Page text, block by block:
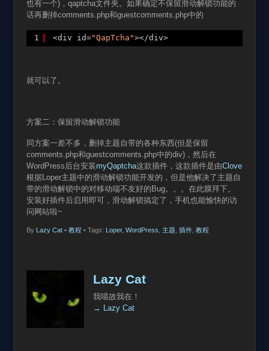
也有一个)，qaptcha文件夹。如果确定不保留滑动解锁功能的
话再删掉comments.php和guestcomments.php中的
1 <div id="QapTcha"></div>
就可以了。
方案二：保留滑动解锁功能
同方案一差不多，删掉主题自带的各种东西(但是保留
comments.php和guestcomments.php中的div)，然后在
WordPress后台安装myQaptcha这款插件，这款插件是由Clove
根据Loper主题中的滑动解锁功能开发的，但是他解决了主题自
带的滑动解锁中的对移动端不友好的Bug。。。在此膜拜下。
安装好插件后启用即可，滑动解锁搞定了，手机也能愉快的访
问网站啦~
By Lazy Cat• 教程 • Tags: Loper, WordPress 主题 插件, 教程
Lazy Cat
我喵故我在！
→ Lazy Cat